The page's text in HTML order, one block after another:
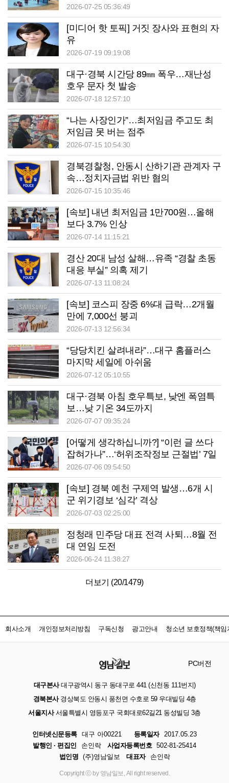
2026-07-25 05:36:49
[미디어 핫 토픽] 거짓 장사와 표현의 자
유
2026-07-19 09:19:08
대구·경북 시간당 89㎜ 폭우…재난성
호우 문자 첫 발송
2026-07-18 12:57:10
“나는 사장인가”…최저임금 주고도 최
저임금 못 버는 점주
2026-07-15 10:54:30
경북경찰청, 안동시 산하기관 관계자 구
속…정치자금법 위반 혐의
2026-07-15 10:35:46
[속보] 내년 최저임금 1만700원…올해
보다 3.7% 인상
2026-07-14 11:15:21
경산 20대 남성 살해…유족 “경찰 초동
대응 부실” 의혹 제기
2026-07-13 11:08:24
[속보] 코스피 장중 6%대 급락…2개월
만에 7,000선 붕괴
2026-07-13 12:56:34
“당당치킨 살려내라”…대구 홈플러스
마지막 세일에 아쉬움
2026-07-12 05:10:55
대구·경북 아침 호우특보, 낮엔 폭염특
보…낮 기온 34도까지
2026-07-07 09:35:24
[어떻게 생각하십니까?] “이런 글 쓰다
잡혀가나”…‘허위조작정보 근절법’ 7일
부터 시행
2026-07-06 09:54:50
[속보] 경북 예천 구제역 발생…6개 시
군 위기경보 ‘심각’ 격상
2026-07-03 02:25:00
정청래 민주당 대표 전격 사퇴…8월 전
대 연임 도전
2026-06-24 11:38:27
더보기 (20/1479)
회사소개 개인정보처리방침 구독신청 광고안내 청소년 보호정책(책임
PC버전
대구본사대구광역시 동구 동대구로 441 (신천동 111번지)
경북본사경상북도 안동시 풍천면 수호로 59 우대빌딩 4층
서울지사서울특별시 영등포구 국회대로62길21 동성빌딩 3층
인터넷신문등록 대구 아00221 등록일자
2017.05.23
발행인 · 편집인
손인락 사업자등록번호 502-81-25414
법인명 (주)영남일보 대표자 손인락
Copyright ⓒ by 영남일보, All right reserved.